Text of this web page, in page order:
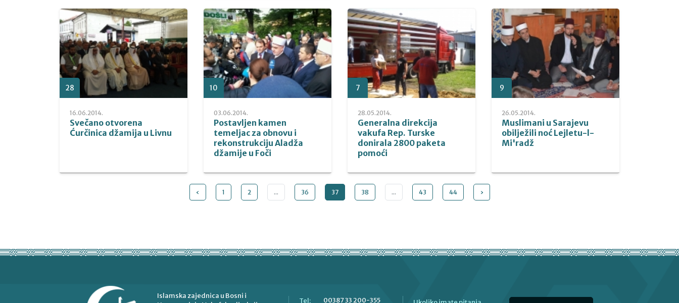
28
16.06.2014.
Svečano otvorena
Ćurčinica džamija u Livnu
10
03.06.2014.
Postavljen kamen
temeljac za obnovu i
rekonstrukciju Aladža
džamije u Foči
7
28.05.2014.
Generalna direkcija
vakufa Rep. Turske
donirala 2800 paketa
pomoći
9
26.05.2014.
Muslimani u Sarajevu
obilježili noć Lejletu-l-
Mi'radž
‹ 1 2 ... 36 37 38 ... 43 44 ›
Islamska zajednica u Bosni i
Tel: 00387 33 200-355